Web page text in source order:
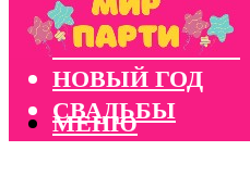
КОНКУРСЫ
КОРПОРАТИВЫ
НОВЫЙ ГОД
СВАДЬБЫ
МЕНЮ